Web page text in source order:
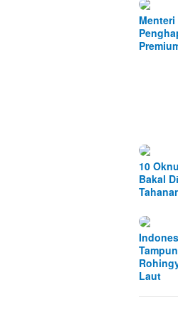
Menteri
10
Bakal
Laut